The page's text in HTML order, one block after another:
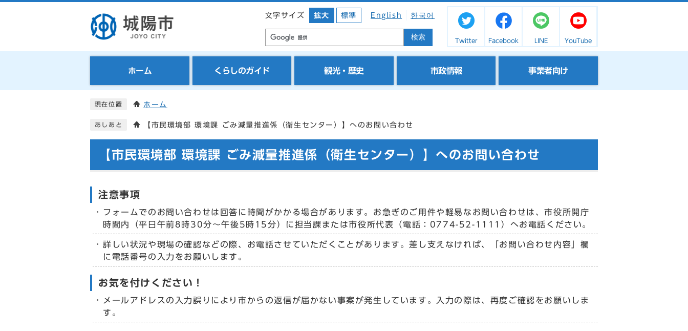
文字サイズ 拡大 標準 English 한국어
検索 Twitter Facebook LINE YouTube
ホーム くらしのガイド 観光・歴史 市政情報 事業者向け
現在位置 ホーム
あしあと 【市民環境部 環境課 ごみ減量推進係（衛生センター）】へのお問い合わせ
【市民環境部 環境課 ごみ減量推進係（衛生センター）】へのお問い合わせ
注意事項
フォームでのお問い合わせは回答に時間がかかる場合があります。お急ぎのご用件や軽易なお問い合わせは、市役所開庁
時間内（平日午前8時30分～午後5時15分）に担当課または市役所代表（電話：0774-52-1111）へお電話ください。
詳しい状況や現場の確認などの際、お電話させていただくことがあります。差し支えなければ、「お問い合わせ内容」欄
に電話番号の入力をお願いします。
お気を付けください！
メールアドレスの入力誤りにより市からの返信が届かない事案が発生しています。入力の際は、再度ご確認をお願いしま
す。